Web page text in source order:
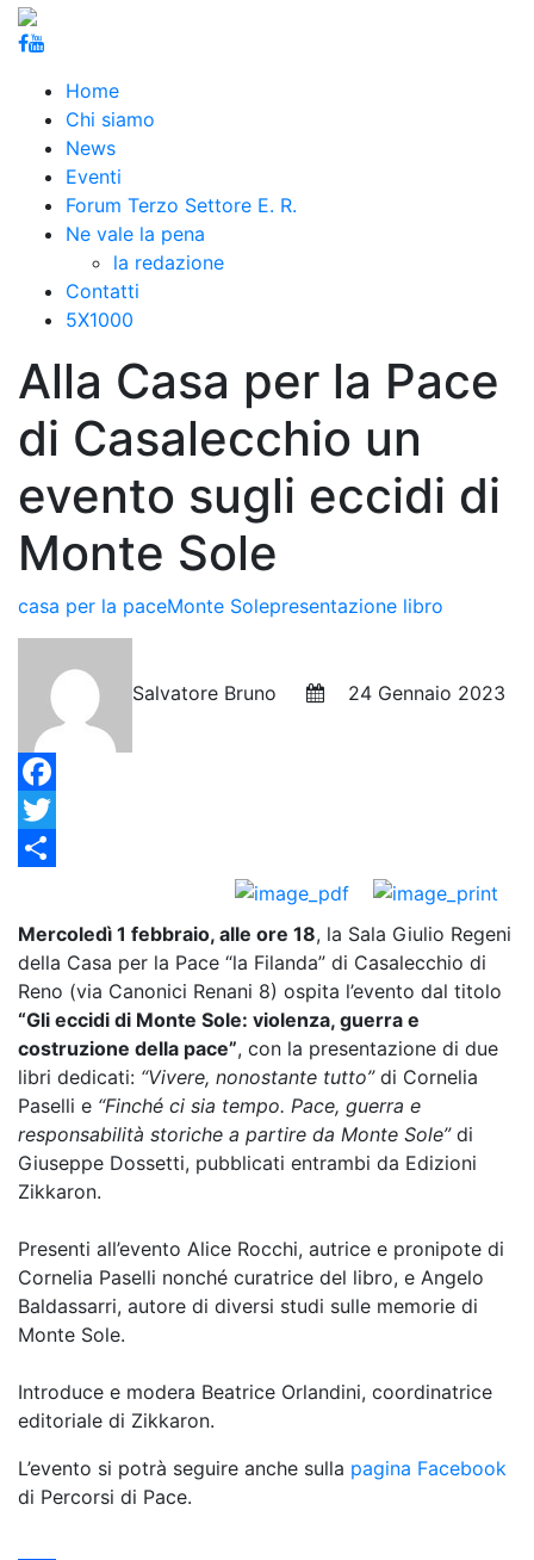
Home
Chi siamo
News
Eventi
Forum Terzo Settore E. R.
Ne vale la pena
la redazione
Contatti
5X1000
Alla Casa per la Pace
di Casalecchio un
evento sugli eccidi di
Monte Sole
casa per la paceMonte Solepresentazione libro
Salvatore Bruno 24 Gennaio 2023
Facebook
Twitter
Mercoledì 1 febbraio, alle ore 18, la Sala Giulio Regeni
della Casa per la Pace “la Filanda” di Casalecchio di
Reno (via Canonici Renani 8) ospita l’evento dal titolo
“Gli eccidi di Monte Sole: violenza, guerra e
costruzione della pace”, con la presentazione di due
libri dedicati: “Vivere, nonostante tutto”di Cornelia
Paselli e “Finché ci sia tempo. Pace, guerra e
responsabilità storiche a partire da Monte Sole”di
Giuseppe Dossetti, pubblicati entrambi da Edizioni
Zikkaron.
Presenti all’evento Alice Rocchi, autrice e pronipote di
Cornelia Paselli nonché curatrice del libro, e Angelo
Baldassarri, autore di diversi studi sulle memorie di
Monte Sole.
Introduce e modera Beatrice Orlandini, coordinatrice
editoriale di Zikkaron.
L’evento si potrà seguire anche sulla pagina Facebook
di Percorsi di Pace.